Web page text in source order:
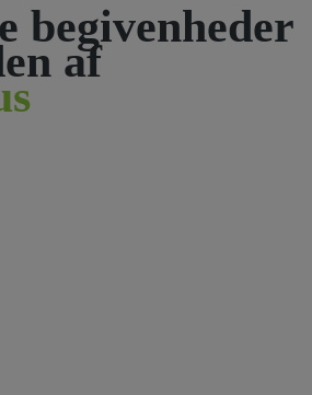
begivenheder
af